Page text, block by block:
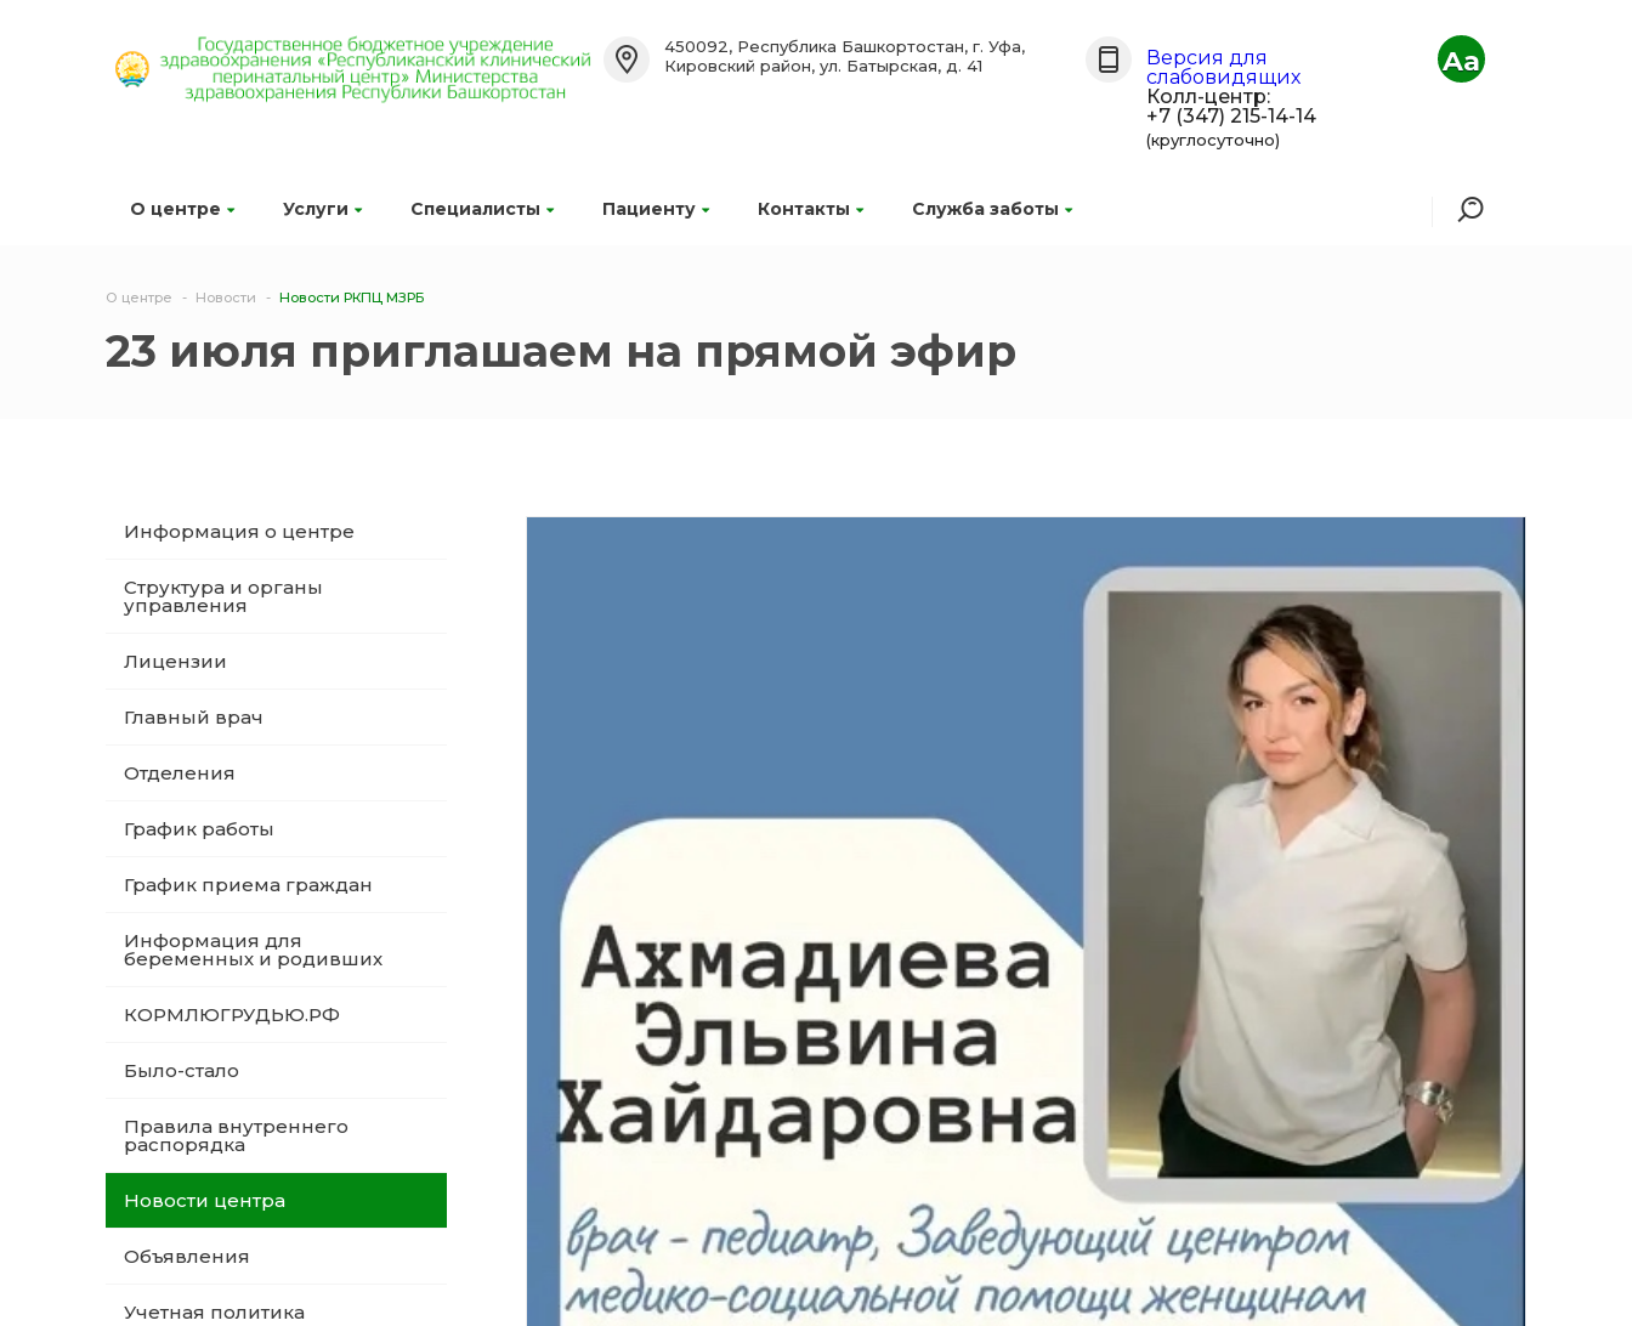
О центре Услуги Специалисты Пациенту Контакты Служба заботы
450092, Республика Башкортостан, г. Уфа,
Кировский район, ул. Батырская, д. 41
Версия для
слабовидящих
Колл-центр:
+7 (347) 215-14-14
(круглосуточно)
Aa
О центре Новости Новости РКПЦ МЗРБ
23 июля приглашаем на прямой эфир
Информация о центре
Структура и органы
управления
Лицензии
Главный врач
Отделения
График работы
График приема граждан
Информация для
беременных и родивших
КОРМЛЮГРУДЬЮ.РФ
Было-стало
Правила внутреннего
распорядка
Новости центра
Объявления
Учетная политика